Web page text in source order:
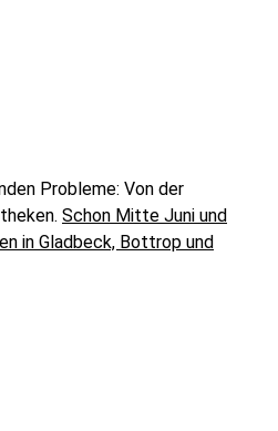
Probleme: Von der
Schon Mitte Juni und
in Gladbeck, Bottrop und